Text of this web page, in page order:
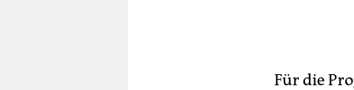
Für die